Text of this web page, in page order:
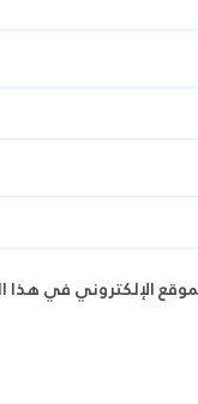
الإلكتروني في